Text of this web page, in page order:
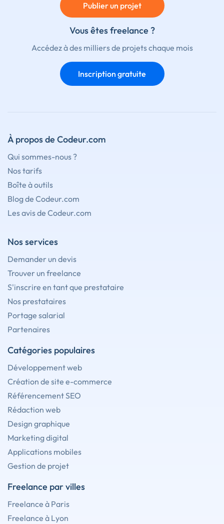
Publier un projet
Vous êtes freelance ?
Accédez à des milliers de projets chaque mois
Inscription gratuite
À propos de Codeur.com
Qui sommes-nous ?
Nos tarifs
Boîte à outils
Blog de Codeur.com
Les avis de Codeur.com
Nos services
Demander un devis
Trouver un freelance
S'inscrire en tant que prestataire
Nos prestataires
Portage salarial
Partenaires
Catégories populaires
Développement web
Création de site e-commerce
Référencement SEO
Rédaction web
Design graphique
Marketing digital
Applications mobiles
Gestion de projet
Freelance par villes
Freelance à Paris
Freelance à Lyon